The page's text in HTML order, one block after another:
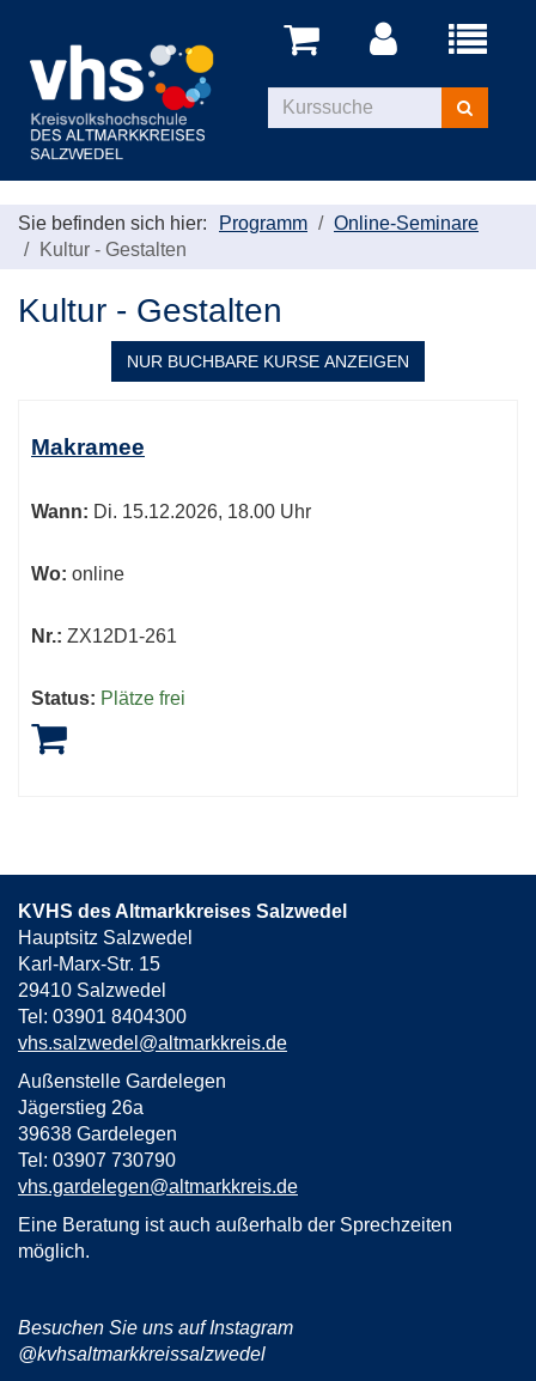
Menü
Kurse
suchen
Sie befinden sich hier: Programm
Online-Seminare
Kultur - Gestalten
Kultur - Gestalten
NUR BUCHBARE KURSE ANZEIGEN
Tabellenüberschriften
können
werden.
Makramee
Wann: Di. 15.12.2026, 18.00 Uhr
Wo: online
Nr.: ZX12D1-261
Status: Plätze frei
KVHS des Altmarkkreises Salzwedel
Hauptsitz Salzwedel
Karl-Marx-Str. 15
29410 Salzwedel
Tel: 03901 8404300
vhs.salzwedel@altmarkkreis.de
Außenstelle Gardelegen
Jägerstieg 26a
39638 Gardelegen
Tel: 03907 730790
vhs.gardelegen@altmarkkreis.de
Eine Beratung ist auch außerhalb der Sprechzeiten
möglich.
Besuchen Sie uns auf Instagram
@kvhsaltmarkkreissalzwedel